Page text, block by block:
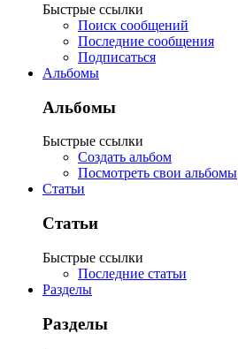
Быстрые ссылки
Поиск сообщений
Последние сообщения
Подписаться
Альбомы
Альбомы
Быстрые ссылки
Создать альбом
Посмотреть свои альбомы
Статьи
Статьи
Быстрые ссылки
Последние статьи
Разделы
Разделы